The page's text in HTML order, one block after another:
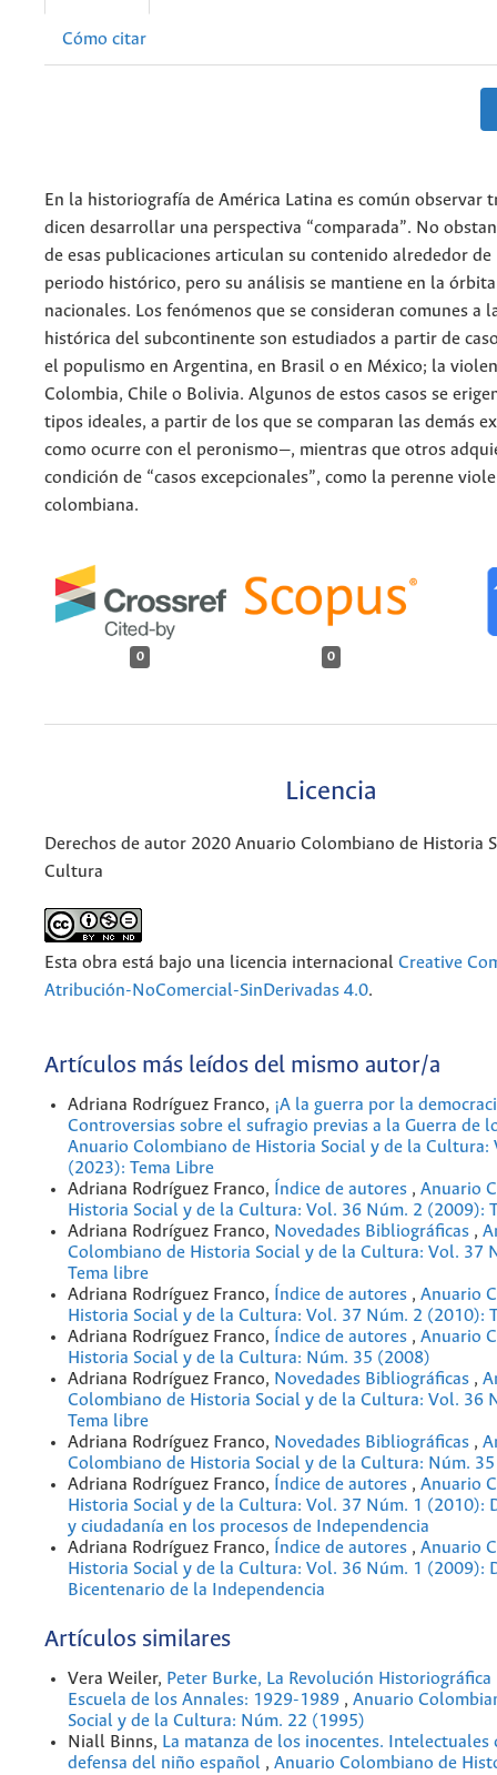
Cómo citar
En la historiografía de América Latina es común observar
dicen desarrollar una perspectiva “comparada”. No
de esas publicaciones articulan su contenido alrededor de
periodo histórico, pero su análisis se mantiene en la
nacionales. Los fenómenos que se consideran comunes a
histórica del subcontinente son estudiados a partir de
el populismo en Argentina, en Brasil o en México; la
Colombia, Chile o Bolivia. Algunos de estos casos se
tipos ideales, a partir de los que se comparan las demás
como ocurre con el peronismo—, mientras que otros
condición de “casos excepcionales”, como la perenne
colombiana.
0 0
Licencia
Derechos de autor 2020 Anuario Colombiano de Historia
Cultura
Esta obra está bajo una licencia internacional Creative
Atribución-NoComercial-SinDerivadas 4.0.
Artículos más leídos del mismo autor/a
Adriana Rodríguez Franco, ¡A la guerra por la
Controversias sobre el sufragio previas a la Guerra de
Anuario Colombiano de Historia Social y de la Cultura:
(2023): Tema Libre
Adriana Rodríguez Franco,
Índice de autores , Anuario
Historia Social y de la Cultura: Vol. 36 Núm. 2 (2009):
Adriana Rodríguez Franco, Novedades Bibliográficas ,
Colombiano de Historia Social y de la Cultura: Vol. 37
Tema libre
Adriana Rodríguez Franco,
Índice de autores , Anuario
Historia Social y de la Cultura: Vol. 37 Núm. 2 (2010):
Adriana Rodríguez Franco,
Índice de autores , Anuario
Historia Social y de la Cultura: Núm. 35 (2008)
Adriana Rodríguez Franco, Novedades Bibliográficas ,
Colombiano de Historia Social y de la Cultura: Vol. 36
Tema libre
Adriana Rodríguez Franco, Novedades Bibliográficas ,
Colombiano de Historia Social y de la Cultura: Núm.
Adriana Rodríguez Franco,
Índice de autores , Anuario
Historia Social y de la Cultura: Vol. 37 Núm. 1 (2010):
y ciudadanía en los procesos de Independencia
Adriana Rodríguez Franco,
Índice de autores , Anuario
Historia Social y de la Cultura: Vol. 36 Núm. 1 (2009):
Bicentenario de la Independencia
Artículos similares
Vera Weiler, Peter Burke, La Revolución Historiográfica
Escuela de los Annales: 1929-1989 , Anuario
Social y de la Cultura: Núm. 22 (1995)
Niall Binns, La matanza de los inocentes. Intelectuales
defensa del niño español , Anuario Colombiano de